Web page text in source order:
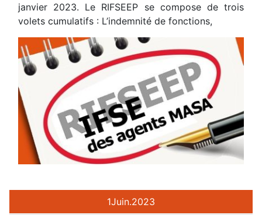
janvier 2023. Le RIFSEEP se compose de trois
volets cumulatifs : L’indemnité de fonctions,
1Juin.2023